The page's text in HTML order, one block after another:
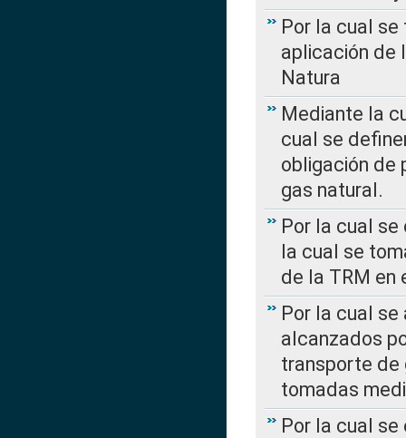
Por la cual
aplicación de
Natura
Mediante la
cual se
obligación de
gas natural.
Por la cual se
la cual se
de la TRM en
Por la cual
alcanzados
transporte de
tomadas
Por la cual